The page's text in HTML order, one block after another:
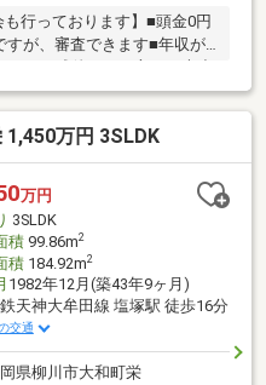
も行っております】■頭金0円
すが、審査できます■年収が
ルマザーでも家は買えます■
談してください初めてのマイ
・不動産購入時にかかる税
費のご説明※住宅ローンア
ーム実現を幅広くサポート致
すでに持家をお持ちの方、ど
万円 3SLDK
万円
3SLDK
積99.86m2
積184.92m2
1982年12月(築43年9ヶ月)
天神大牟田線 塩塚駅 徒歩16分
交通
県柳川市大和町栄